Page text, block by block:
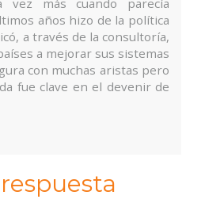
vez más cuando parecía
años hizo de la política
a través de la consultoría,
a mejorar sus sistemas
con muchas aristas pero
fue clave en el devenir de